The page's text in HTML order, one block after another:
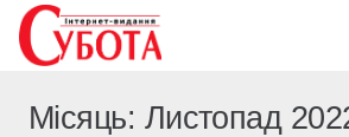
Місяць: Листопад